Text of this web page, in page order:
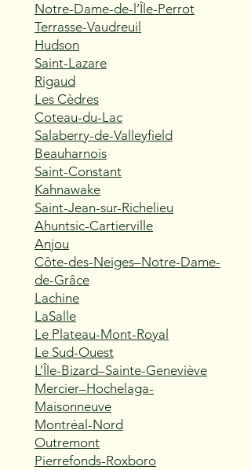
Notre-Dame-de-l’Île-Perrot
Terrasse-Vaudreuil
Hudson
Saint-Lazare
Rigaud
Les Cèdres
Coteau-du-Lac
Salaberry-de-Valleyfield
Beauharnois
Saint-Constant
Kahnawake
Saint-Jean-sur-Richelieu
Ahuntsic-Cartierville
Anjou
Côte-des-Neiges–Notre-Dame-
de-Grâce
Lachine
LaSalle
Le Plateau-Mont-Royal
Le Sud-Ouest
L’Île-Bizard–Sainte-Geneviève
Mercier–Hochelaga-
Maisonneuve
Montréal-Nord
Outremont
Pierrefonds-Roxboro